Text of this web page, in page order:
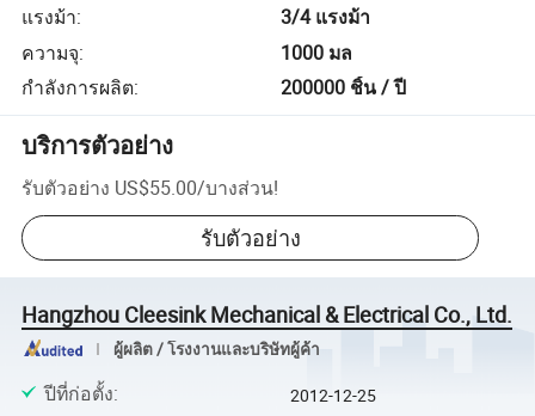
แรงม้า:
3/4 แรงม้า
ความจุ:
1000 มล
กำลังการผลิต: 200000 ชิ้น / ปี
บริการตัวอย่าง
รับตัวอย่าง US$55.00/บางส่วน!
รับตัวอย่าง
Hangzhou Cleesink Mechanical & Electrical Co., Ltd.
ผู้ผลิต / โรงงานและบริษัทผู้ค้า
ปีที่ก่อตั้ง: 2012-12-25